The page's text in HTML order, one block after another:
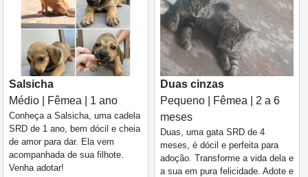
Salsicha
Médio | Fêmea | 1 ano
Conheça a Salsicha, uma cadela
SRD de 1 ano, bem dócil e cheia
de amor para dar. Ela vem
acompanhada de sua filhote.
Venha adotar!
Duas cinzas
Pequeno | Fêmea | 2 a 6
meses
Duas, uma gata SRD de 4
meses, é dócil e perfeita para
adoção. Transforme a vida dela e
a sua em pura felicidade. Adote e